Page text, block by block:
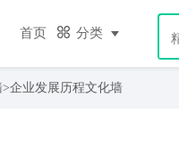
首页 分类
>企业发展历程文化墙